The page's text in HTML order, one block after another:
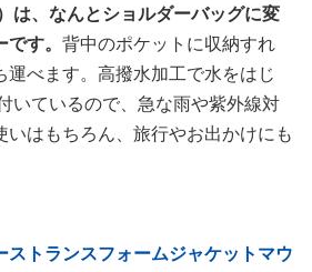
は、なんとショルダーバッグに変
す。 背中のポケットに収納すれ
運べます。高撥水加工で水をはじ
いているので、急な雨や紫外線対
いはもちろん、旅行やお出かけにも
トランスフォームジャケットマウ